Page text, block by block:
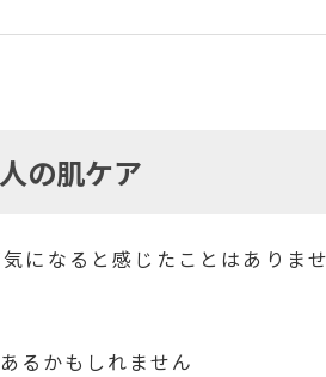
の肌ケア
になると感じたことはありませ
るかもしれません